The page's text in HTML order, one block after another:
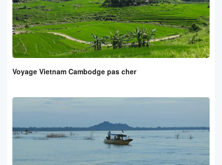
Voyage Vietnam Cambodge pas cher